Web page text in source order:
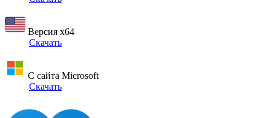
Версия x64
Скачать
С сайта Microsoft
Скачать